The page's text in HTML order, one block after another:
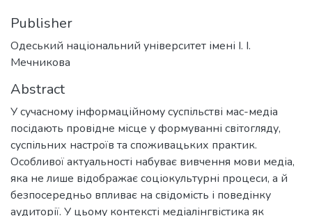
Publisher
Одеський національний університет імені І. І.
Мечникова
Abstract
У сучасному інформаційному суспільстві мас-медіа
посідають провідне місце у формуванні світогляду,
суспільних настроїв та споживацьких практик.
Особливої актуальності набуває вивчення мови медіа,
яка не лише відображає соціокультурні процеси, а й
безпосередньо впливає на свідомість і поведінку
аудиторії. У цьому контексті медіалінгвістика як